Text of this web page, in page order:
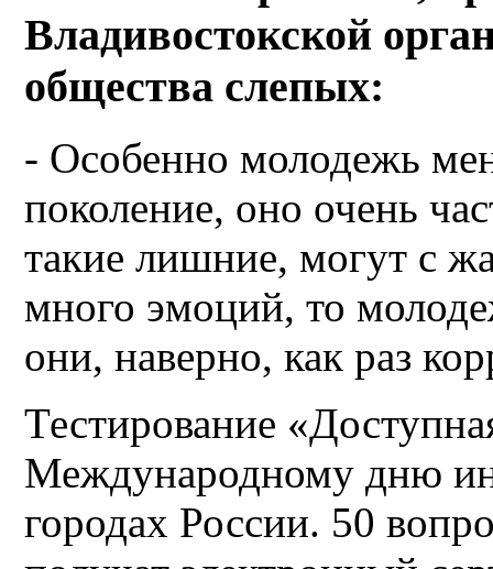
Владивостокской
общества слепых:
- Особенно молодежь
поколение, оно очень
такие лишние, могут с
много эмоций, то
они, наверно, как раз
Тестирование
Международному дню
городах России. 50